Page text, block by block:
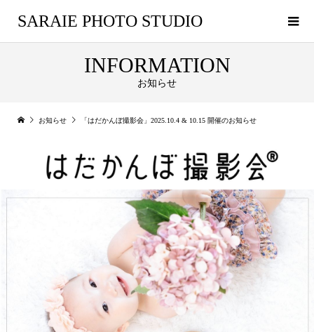
SARAIE PHOTO STUDIO
INFORMATION
お知らせ
お知らせ 「はだかんぼ撮影会」2025.10.4 & 10.15 開催のお知らせ